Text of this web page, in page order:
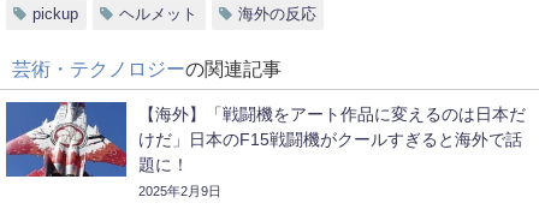
pickup ヘルメット 海外の反応
芸術・テクノロジーの関連記事
【海外】「戦闘機をアート作品に変えるのは日本だ
けだ」日本のF15戦闘機がクールすぎると海外で話
題に！
2025年2月9日